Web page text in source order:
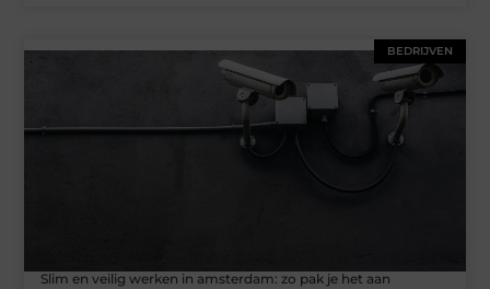
BEDRIJVEN
Slim en veilig werken in amsterdam: zo pak je het aan